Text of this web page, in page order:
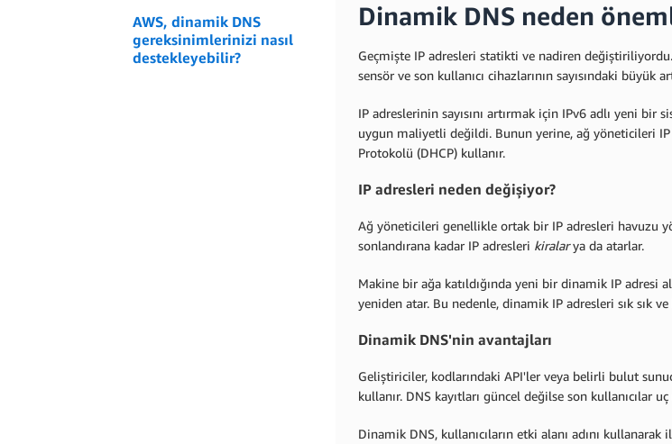
AWS, dinamik DNS
gereksinimlerinizi nasıl
destekleyebilir?
Dinamik DNS neden
Geçmişte IP adresleri statikti ve nadiren
sensör ve son kullanıcı cihazlarının sayısındaki
IP adreslerinin sayısını artırmak için IPv6 adlı yeni
uygun maliyetli değildi. Bunun yerine, ağ yöneticileri
Protokolü (DHCP) kullanır.
IP adresleri neden değişiyor?
Ağ yöneticileri genellikle ortak bir IP adresleri havuzu
sonlandırana kadar IP adresleri kiralarya da atarlar.
Makine bir ağa katıldığında yeni bir dinamik IP adresi
yeniden atar. Bu nedenle, dinamik IP adresleri sık sık
Dinamik DNS'nin avantajları
Geliştiriciler, kodlarındaki API'ler veya belirli bulut
kullanır. DNS kayıtları güncel değilse son kullanıcılar
Dinamik DNS, kullanıcıların etki alanı adını